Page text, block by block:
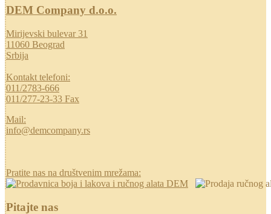
DEM Company d.o.o.
Mirijevski bulevar 31
11060 Beograd
Srbija
Kontakt telefoni:
011/2783-666
011/277-23-33 Fax
Mail:
info@demcompany.rs
Pratite nas na društvenim mrežama:
Pitajte nas